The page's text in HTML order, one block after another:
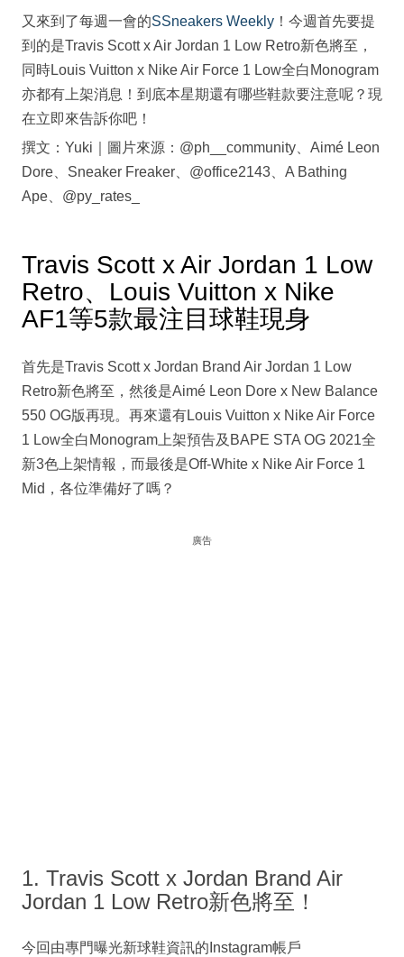
又來到了每週一會的SSneakers Weekly ！今週首先要提
到的是Travis Scott x Air Jordan 1 Low Retro新色將至，
同時Louis Vuitton x Nike Air Force 1 Low全白Monogram
亦都有上架消息！到底本星期還有哪些鞋款要注意呢？現
在立即來告訴你吧！
撰文：Yuki｜圖片來源：@ph__community、Aimé Leon
Dore、Sneaker Freaker、@office2143、A Bathing
Ape、@py_rates_
Travis Scott x Air Jordan 1 Low
Retro、Louis Vuitton x Nike
AF1等5款最注目球鞋現身
首先是Travis Scott x Jordan Brand Air Jordan 1 Low
Retro新色將至，然後是Aimé Leon Dore x New Balance
550 OG版再現。再來還有Louis Vuitton x Nike Air Force
1 Low全白Monogram上架預告及BAPE STA OG 2021全
新3色上架情報，而最後是Off-White x Nike Air Force 1
Mid，各位準備好了嗎？
廣告
1. Travis Scott x Jordan Brand Air
Jordan 1 Low Retro新色將至！
今回由專門曝光新球鞋資訊的Instagram帳戶